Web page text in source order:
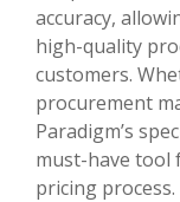
accuracy,
high-quality
customers.
procurement
Paradigm’s
must-have tool
pricing process.